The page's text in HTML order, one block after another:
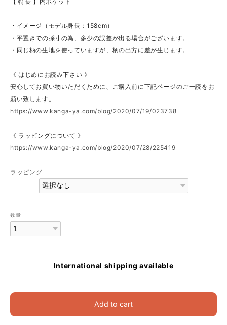
・イメージ（モデル身長：158cm）
・平置きでの採寸の為、多少の誤差が出る場合がございます。
・同じ柄の生地を使っていますが、柄の出方に差が生じます。
《 はじめにお読み下さい 》
安心してお買い物いただくために、ご購入前に下記ページのご一読をお
願い致します。
https://www.kanga-ya.com/blog/2020/07/19/023738
《 ラッピングについて 》
https://www.kanga-ya.com/blog/2020/07/28/225419
ラッピング
数量
International shipping available
Add to cart